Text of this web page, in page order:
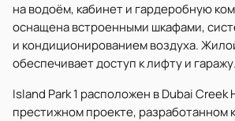
на водоём, кабинет и гардеробную
оснащена встроенными шкафами,
и кондиционированием воздуха.
обеспечивает доступ к лифту и гаражу.
Island Park 1 расположен в Dubai Creek
престижном проекте, разработанном